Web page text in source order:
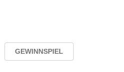
GEWINNSPIEL